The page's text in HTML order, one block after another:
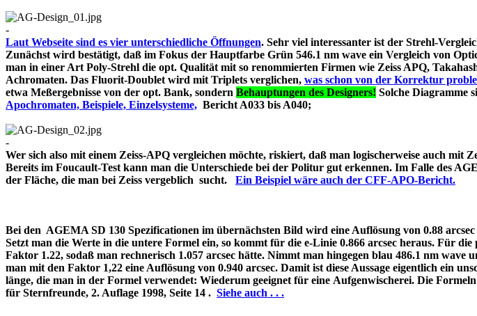
-
Laut Webseite sind es vier unterschiedliche Öffnungen. Sehr viel interessanter ist der Strehl-
Zunächst wird bestätigt, daß im Fokus der Hauptfarbe Grün 546.1 nm wave ein Vergleich von
man in einer Art Poly-Strehl die opt. Qualität mit so renommierten Firmen wie Zeiss APQ,
Achromaten. Das Fluorit-Doublet wird mit Triplets verglichen, was schon von der Korrektur
etwa Meßergebnisse von der opt. Bank, sondern Behauptungen des Designers! Solche Diagramme
Apochromaten, Beispiele, Einzelsysteme, Bericht A033 bis A040;
-
Wer sich also mit einem Zeiss-APQ vergleichen möchte, riskiert, daß man logischerweise auch mit
Bereits im Foucault-Test kann man die Unterschiede bei der Politur gut erkennen. Im Falle des
der Fläche, die man bei Zeiss vergeblich sucht. Ein Beispiel wäre auch der CFF-APO-Bericht.
Bei den AGEMA SD 130 Spezificationen im übernächsten Bild wird eine Auflösung von 0.88
Setzt man die Werte in die untere Formel ein, so kommt für die e-Linie 0.866 arcsec heraus. Für
Faktor 1.22, sodaß man rechnerisch 1.057 arcsec hätte. Nimmt man hingegen blau 486.1 nm wave
man mit den Faktor 1,22 eine Auflösung von 0.940 arcsec. Damit ist diese Aussage eigentlich ein
länge, die man in der Formel verwendet: Wiederum geeignet für eine Aufgenwischerei. Die
für Sternfreunde, 2. Auflage 1998, Seite 14 . Siehe auch . . .